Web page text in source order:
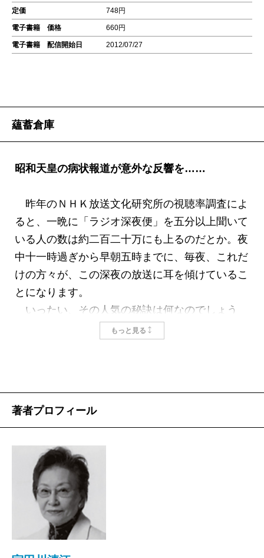
定価 748円
電子書籍 価格 660円
電子書籍 配信開始日 2012/07/27
蘊蓄倉庫
昭和天皇の病状報道が意外な反響を……
昨年のＮＨＫ放送文化研究所の視聴率調査によ
ると、一晩に「ラジオ深夜便」を五分以上聞いて
いる人の数は約二百二十万にも上るのだとか。夜
中十一時過ぎから早朝五時までに、毎夜、これだ
けの方々が、この深夜の放送に耳を傾けているこ
とになります。
いったい、その人気の秘訣は何なのでしょう
に好評だったのです。眠れなかったり、未明に目
のゆったりとした調子の番組が求められていたか
らでした。
著者の宇田川さんは言います「忙しくなくゆっ
くりという姿勢は、当初からずっと貫いてきまし
た。まるでタイムスリップしたみたいとよく言わ
れてしまうんですが……」。
もっと見る
著者プロフィール